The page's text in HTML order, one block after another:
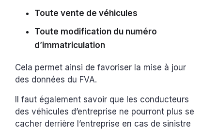
Toute vente de véhicules
Toute modification du numéro
d’immatriculation
Cela permet ainsi de favoriser la mise à jour
des données du FVA.
Il faut également savoir que les conducteurs
des véhicules d’entreprise ne pourront plus se
cacher derrière l’entreprise en cas de sinistre